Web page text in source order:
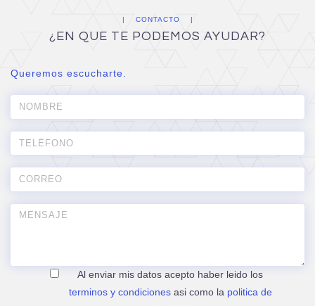
CONTACTO
¿EN QUE TE PODEMOS AYUDAR?
Queremos escucharte.
Al enviar mis datos acepto haber leido los
terminos y condicionesasi como la politica de